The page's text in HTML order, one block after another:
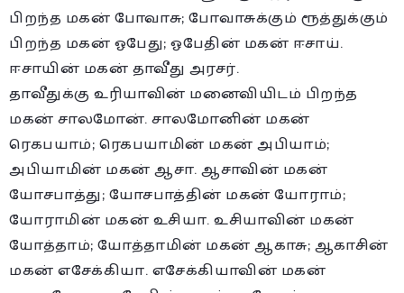
பிறந்த மகன் போவாசு; போவாசுக்கும் ரூத்துக்கும்
பிறந்த மகன் ஓபேது; ஓபேதின் மகன் ஈசாய்.
ஈசாயின் மகன் தாவீது அரசர்.
தாவீதுக்கு உரியாவின் மனைவியிடம் பிறந்த
மகன் சாலமோன். சாலமோனின் மகன்
ரெகபயாம்; ரெகபயாமின் மகன் அபியாம்;
அபியாமின் மகன் ஆசா. ஆசாவின் மகன்
யோசபாத்து; யோசபாத்தின் மகன் யோராம்;
யோராமின் மகன் உசியா. உசியாவின் மகன்
யோத்தாம்; யோத்தாமின் மகன் ஆகாசு; ஆகாசின்
மகன் எசேக்கியா. எசேக்கியாவின் மகன்